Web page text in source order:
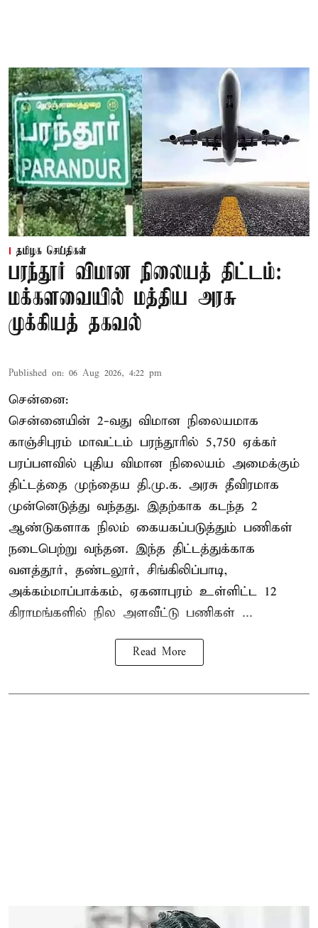
தமிழக செய்திகள்
பரந்தூர் விமான நிலையத் திட்டம்:
மக்களவையில் மத்திய அரசு
முக்கியத் தகவல்
Published on: 06 Aug 2026, 4:22 pm
சென்னை:
சென்னையின் 2-வது விமான நிலையமாக
காஞ்சிபுரம் மாவட்டம் பரந்தூரில் 5,750 ஏக்கர்
பரப்பளவில் புதிய விமான நிலையம் அமைக்கும்
திட்டத்தை முந்தைய தி.மு.க. அரசு தீவிரமாக
முன்னெடுத்து வந்தது. இதற்காக கடந்த 2
ஆண்டுகளாக நிலம் கையகப்படுத்தும் பணிகள்
நடைபெற்று வந்தன. இந்த திட்டத்துக்காக
வளத்தூர், தண்டலூர், சிங்கிலிப்பாடி,
அக்கம்மாப்பாக்கம், ஏகனாபுரம் உள்ளிட்ட 12
கிராமங்களில் நில அளவீட்டு பணிகள் ...
Read More